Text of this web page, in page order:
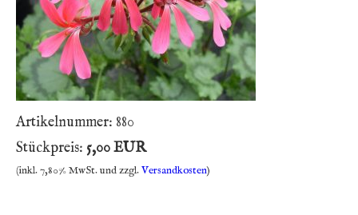
Artikelnummer: 880
Stückpreis: 5,00 EUR
(inkl. 7,80% MwSt. und zzgl.Versandkosten)